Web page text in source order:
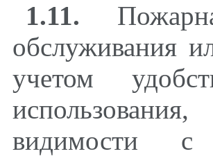
1.11.
обслуживания
учетом
видимости с